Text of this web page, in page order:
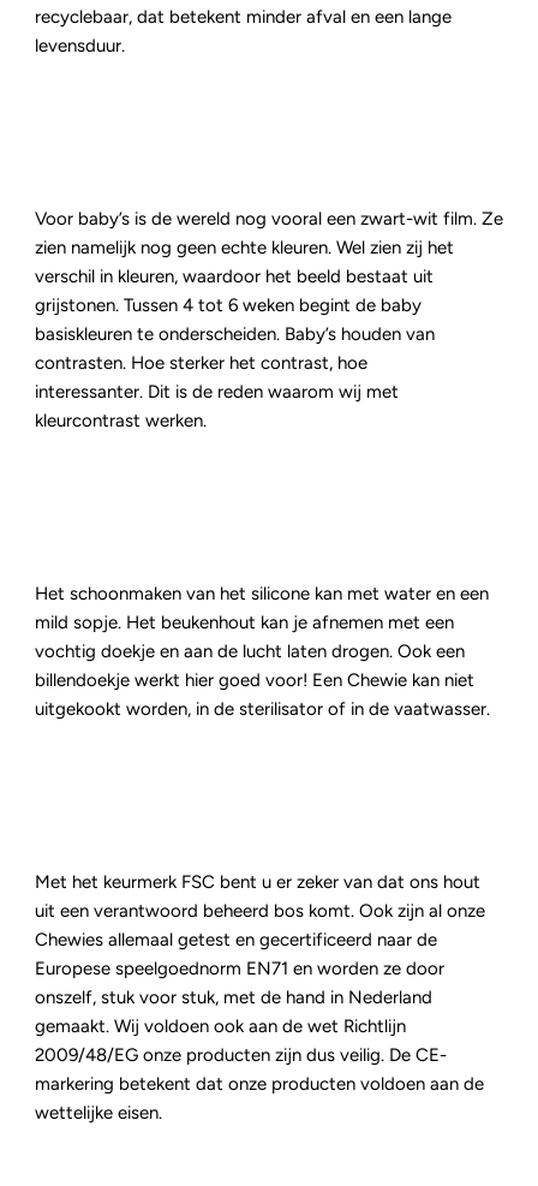
recyclebaar, dat betekent minder afval en een lange
levensduur.
Voor baby’s is de wereld nog vooral een zwart-wit film. Ze
zien namelijk nog geen echte kleuren. Wel zien zij het
verschil in kleuren, waardoor het beeld bestaat uit
grijstonen. Tussen 4 tot 6 weken begint de baby
basiskleuren te onderscheiden. Baby’s houden van
contrasten. Hoe sterker het contrast, hoe
interessanter. Dit is de reden waarom wij met
kleurcontrast werken.
Het schoonmaken van het silicone kan met water en een
mild sopje. Het beukenhout kan je afnemen met een
vochtig doekje en aan de lucht laten drogen. Ook een
billendoekje werkt hier goed voor! Een Chewie kan niet
uitgekookt worden, in de sterilisator of in de vaatwasser.
Met het keurmerk FSC bent u er zeker van dat ons hout
uit een verantwoord beheerd bos komt. Ook zijn al onze
Chewies allemaal getest en gecertificeerd naar de
Europese speelgoednorm EN71 en worden ze door
onszelf, stuk voor stuk, met de hand in Nederland
gemaakt. Wij voldoen ook aan de wet Richtlijn
2009/48/EG onze producten zijn dus veilig. De CE-
markering betekent dat onze producten voldoen aan de
wettelijke eisen.